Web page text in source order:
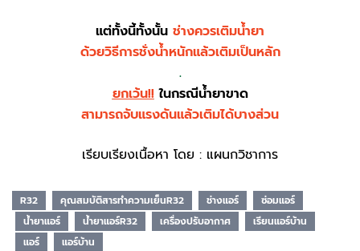
แต่ทั้งนี้ทั้งนั้น ช่างควรเติมน้ำยา
ด้วยวิธีการชั่งน้ำหนักแล้วเติมเป็นหลัก
.
ยกเว้น!! ในกรณีน้ำยาขาด
สามารถจับแรงดันแล้วเติมได้บางส่วน
เรียบเรียงเนื้อหา โดย : แผนกวิชาการ
R32 คุณสมบัติสารทำความเย็นR32 ช่างแอร์
ซ่อมแอร์
น้ำยาแอร์
น้ำยาแอร์R32 เครื่องปรับอากาศ
เรียนแอร์บ้าน
แอร์
แอร์บ้าน